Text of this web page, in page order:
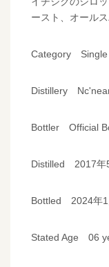
ースト、オール
Category Single
Distillery
Bottler Official
Distilled 2017年
Bottled 2024年1
Stated Age 06